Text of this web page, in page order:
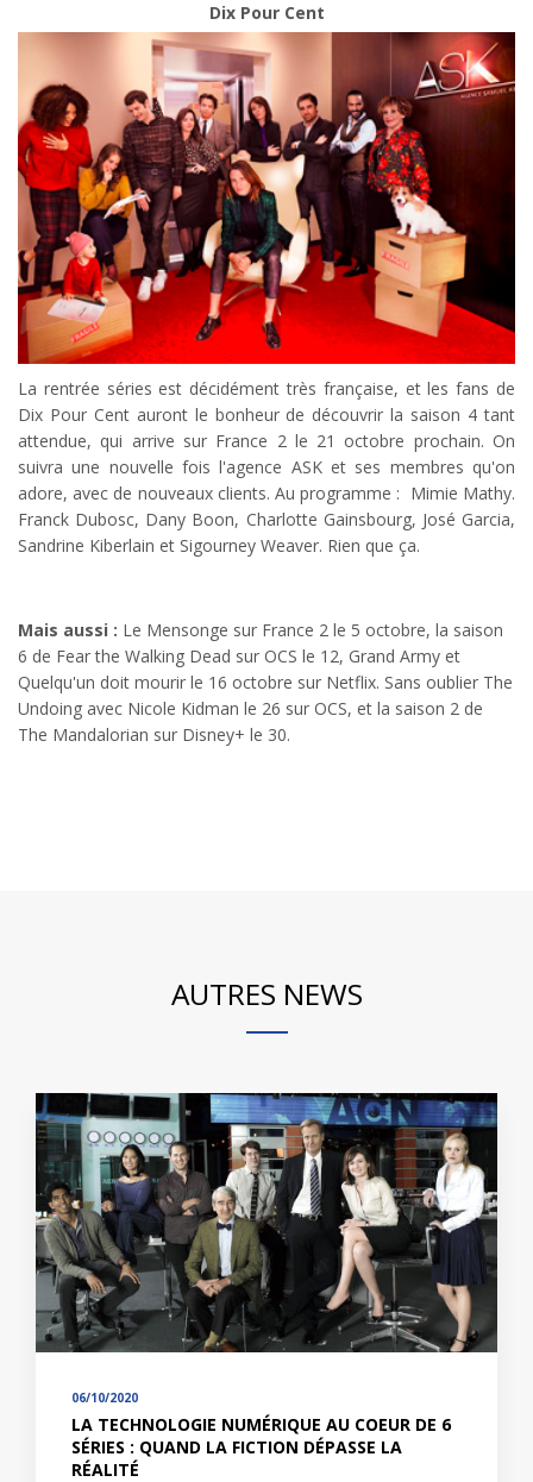
Dix Pour Cent
La rentrée séries est décidément très française, et les fans de
Dix Pour Cent auront le bonheur de découvrir la saison 4 tant
attendue, qui arrive sur France 2 le 21 octobre prochain. On
suivra une nouvelle fois l'agence ASK et ses membres qu'on
adore, avec de nouveaux clients. Au programme : Mimie Mathy.
Franck Dubosc, Dany Boon, Charlotte Gainsbourg, José Garcia,
Sandrine Kiberlain et Sigourney Weaver. Rien que ça.
Mais aussi : Le Mensonge sur France 2 le 5 octobre, la saison
6 de Fear the Walking Dead sur OCS le 12, Grand Army et
Quelqu'un doit mourir le 16 octobre sur Netflix. Sans oublier The
Undoing avec Nicole Kidman le 26 sur OCS, et la saison 2 de
The Mandalorian sur Disney+ le 30.
AUTRES NEWS
06/10/2020
LA TECHNOLOGIE NUMÉRIQUE AU COEUR DE 6
SÉRIES : QUAND LA FICTION DÉPASSE LA
RÉALITÉ